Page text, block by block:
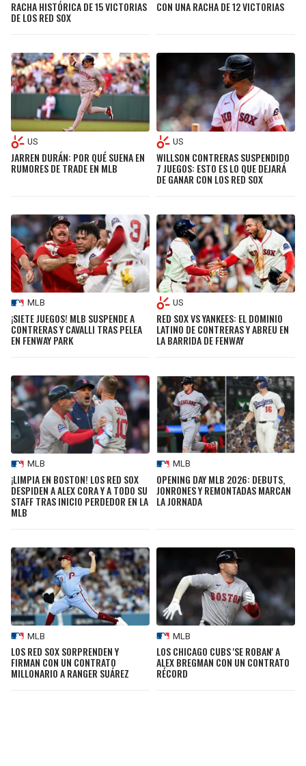
RACHA HISTÓRICA DE 15 VICTORIAS
DE LOS RED SOX
CON UNA RACHA DE 12 VICTORIAS
US
JARREN DURÁN: POR QUÉ SUENA EN
RUMORES DE TRADE EN MLB
US
WILLSON CONTRERAS SUSPENDIDO
7 JUEGOS: ESTO ES LO QUE DEJARÁ
DE GANAR CON LOS RED SOX
MLB
¡SIETE JUEGOS! MLB SUSPENDE A
CONTRERAS Y CAVALLI TRAS PELEA
EN FENWAY PARK
US
RED SOX VS YANKEES: EL DOMINIO
LATINO DE CONTRERAS Y ABREU EN
LA BARRIDA DE FENWAY
MLB
¡LIMPIA EN BOSTON! LOS RED SOX
DESPIDEN A ALEX CORA Y A TODO SU
STAFF TRAS INICIO PERDEDOR EN LA
MLB
MLB
OPENING DAY MLB 2026: DEBUTS,
JONRONES Y REMONTADAS MARCAN
LA JORNADA
MLB
LOS RED SOX SORPRENDEN Y
FIRMAN CON UN CONTRATO
MILLONARIO A RANGER SUÁREZ
MLB
LOS CHICAGO CUBS 'SE ROBAN' A
ALEX BREGMAN CON UN CONTRATO
RÉCORD